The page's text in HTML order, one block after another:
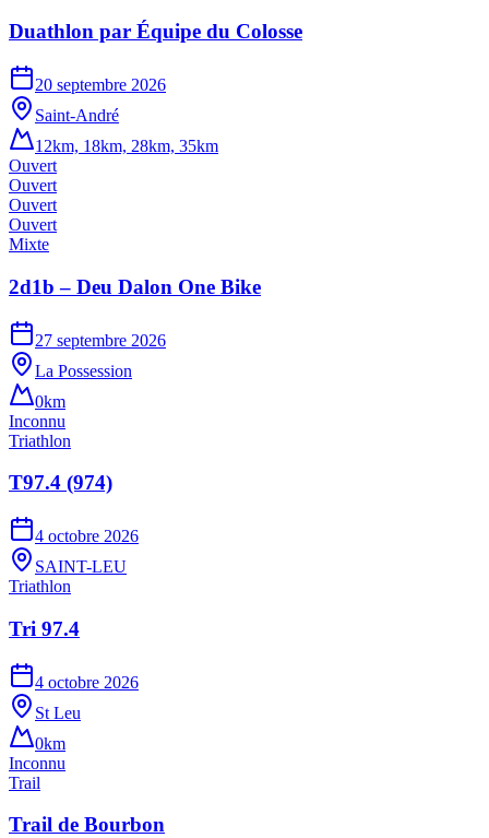
Duathlon par Équipe du Colosse
20 septembre 2026
Saint-André
12km, 18km, 28km, 35km
Ouvert
Ouvert
Ouvert
Ouvert
Mixte
2d1b – Deu Dalon One Bike
27 septembre 2026
La Possession
0km
Inconnu
Triathlon
T97.4 (974)
4 octobre 2026
SAINT-LEU
Triathlon
Tri 97.4
4 octobre 2026
St Leu
0km
Inconnu
Trail
Trail de Bourbon